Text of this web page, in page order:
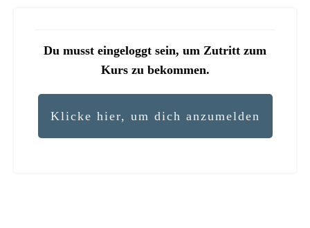
Du musst eingeloggt sein, um Zutritt zum
Kurs zu bekommen.
Klicke hier, um dich anzumelden